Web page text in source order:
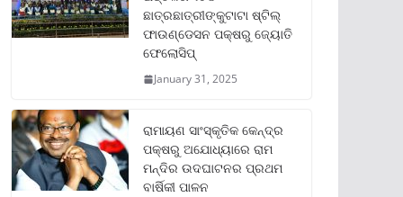
ଛାତ୍ରଛାତ୍ରୀଙ୍କୁଟାଟା ଷ୍ଟିଲ୍
ଫାଉଣ୍ଡେସନ ପକ୍ଷରୁ ଜ୍ୟୋତି
ଫେଲୋସିପ୍‌
January 31, 2025
ରାମାୟଣ ସାଂସ୍କୃତିକ କେନ୍ଦ୍ର
ପକ୍ଷରୁ ଅଯୋଧ୍ୟାରେ ରାମ
ମନ୍ଦିର ଉଦଘାଟନର ପ୍ରଥମ
ବାର୍ଷିକୀ ପାଳନ